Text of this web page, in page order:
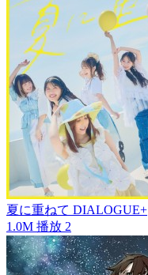
夏に重ねて DIALOGUE+
1.0M 播放 2